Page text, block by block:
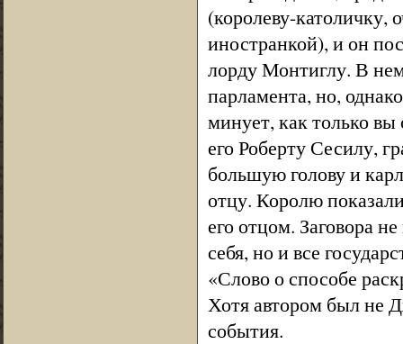
(королеву-католичку,
иностранкой), и он
лорду Монтиглу. В
парламента, но,
минует, как только
его Роберту Сесилу,
большую голову и
отцу. Королю
его отцом. Заговора
себя, но и все
«Слово о способе
Хотя автором был не
события.